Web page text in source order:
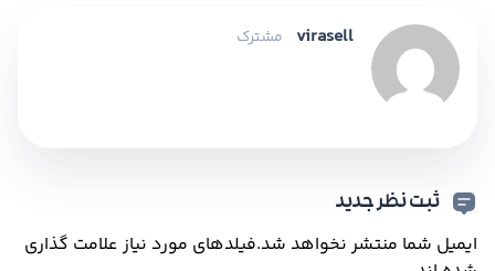
virasell مشترک
ثبت نظر جدید
ایمیل شما منتشر نخواهد شد.فیلدهای مورد نیاز علامت گذاری